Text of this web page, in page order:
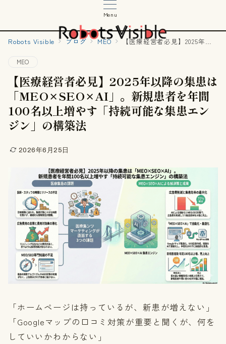
Menu
Robots Visible ブログ MEO 【医療経営者必見】2025年以降の集患は「MEO×SEO×AI」。新規患者を年間100名以上増やす「持続可能な集患エンジン」の構築法
MEO
【医療経営者必見】2025年以降の集患は
「MEO×SEO×AI」。新規患者を年間
100名以上増やす「持続可能な集患エン
ジン」の構築法
2026年6月25日
「ホームページは持っているが、新患が増えない」
「Googleマップの口コミ対策が重要と聞くが、何を
していいかわからない」